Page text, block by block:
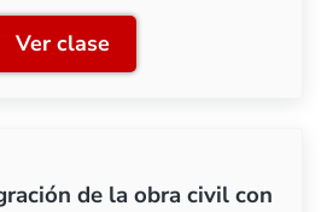
Ver claseClase 9: Preparación de
de la obra civil con